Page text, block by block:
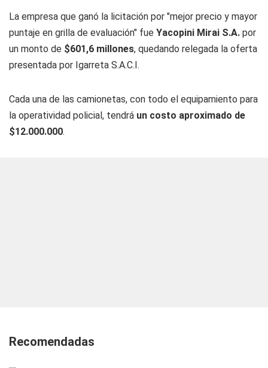
La empresa que ganó la licitación por "mejor precio y mayor
puntaje en grilla de evaluación" fue Yacopini Mirai S.A. por
un monto de $601,6 millones, quedando relegada la oferta
presentada por Igarreta S.A.C.I.
Cada una de las camionetas, con todo el equipamiento para
la operatividad policial, tendrá un costo aproximado de
$12.000.000.
Recomendadas